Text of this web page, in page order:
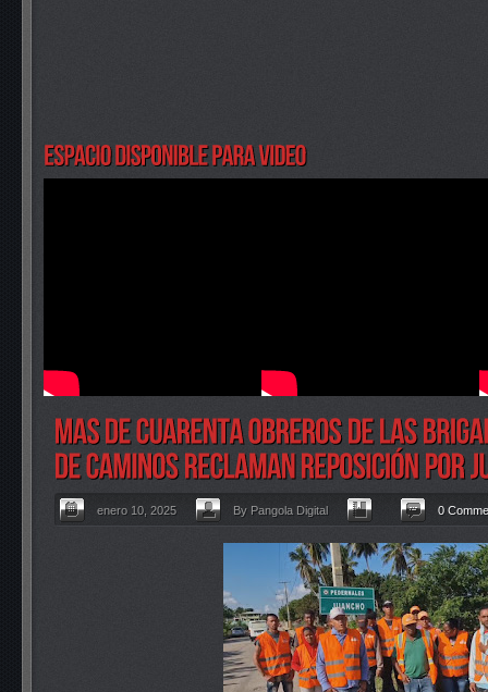
enero 10, 2025 By Pangola Digital 0